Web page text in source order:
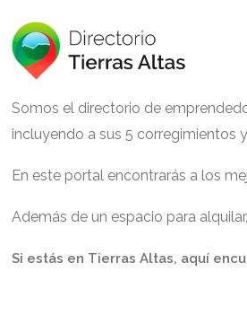
Somos el directorio de
incluyendo a sus 5 corregimientos
En este portal encontrarás a los
Además de un espacio para
Si estás en Tierras Altas, aquí